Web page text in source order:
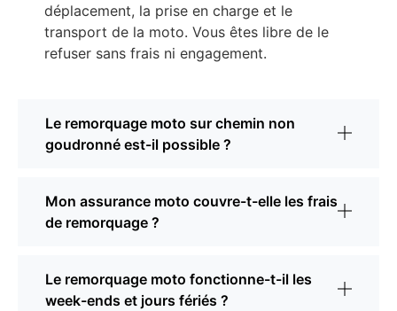
déplacement, la prise en charge et le
transport de la moto. Vous êtes libre de le
refuser sans frais ni engagement.
Le remorquage moto sur chemin non
goudronné est-il possible ?
Mon assurance moto couvre-t-elle les frais
de remorquage ?
Le remorquage moto fonctionne-t-il les
week-ends et jours fériés ?